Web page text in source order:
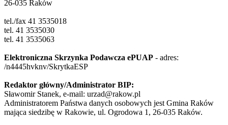
26-035 Raków
tel./fax 41 3535018
tel. 41 3535030
tel. 41 3535063
Elektroniczna Skrzynka Podawcza ePUAP - adres:
/n4445hvknv/SkrytkaESP
Redaktor główny/Administrator BIP:
Sławomir Stanek, e-mail: urzad@rakow.pl
Administratorem Państwa danych osobowych jest Gmina Raków
mająca siedzibę w Rakowie, ul. Ogrodowa 1, 26-035 Raków.